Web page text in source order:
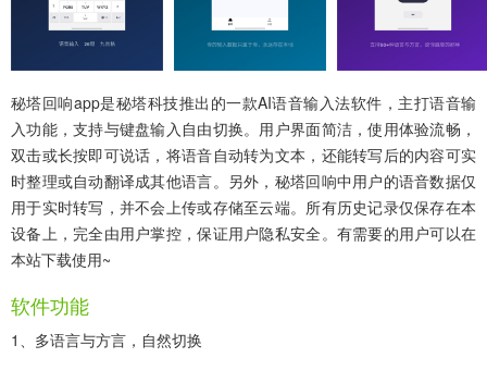
秘塔回响app是秘塔科技推出的一款AI语音输入法软件，主打语音输
入功能，支持与键盘输入自由切换。用户界面简洁，使用体验流畅，
双击或长按即可说话，将语音自动转为文本，还能转写后的内容可实
时整理或自动翻译成其他语言。另外，秘塔回响中用户的语音数据仅
用于实时转写，并不会上传或存储至云端。所有历史记录仅保存在本
设备上，完全由用户掌控，保证用户隐私安全。有需要的用户可以在
本站下载使用~
软件功能
1、多语言与方言，自然切换